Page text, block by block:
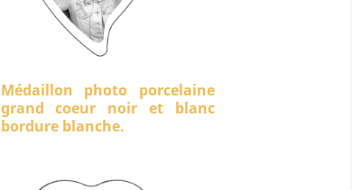
Médaillon photo porcelaine
grand coeur noir et blanc
bordure blanche.